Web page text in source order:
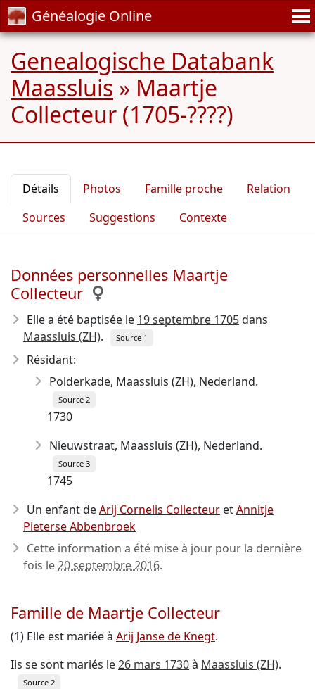
Généalogie Online
Genealogische Databank
Maassluis » Maartje
Collecteur (1705-????)
Détails Photos Famille proche
Relation
Sources
Suggestions Contexte
Données personnelles Maartje
Collecteur
Elle a été baptisée le 19 septembre 1705dans
Maassluis (ZH). Source 1
Résidant:
Polderkade, Maassluis (ZH), Nederland.
Source 2
1730
Nieuwstraat, Maassluis (ZH), Nederland.
Source 3
1745
Un enfant deArij Cornelis Collecteur etAnnitje
Pieterse Abbenbroek
Cette information a été mise à jour pour la dernière
fois le20 septembre 2016.
Famille de Maartje Collecteur
(1) Elle est mariée à Arij Janse de Knegt.
Ils se sont mariés le26 mars 1730à Maassluis (ZH).
Source 2